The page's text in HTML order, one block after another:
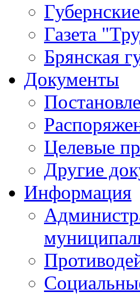
Газета
Брянская
Документы
Целевые
Другие
Информация